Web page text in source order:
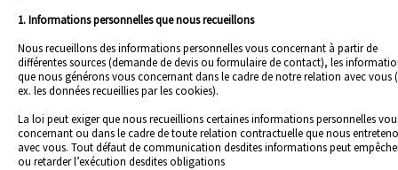
1. Informations personnelles que nous recueillons
Nous recueillons des informations personnelles vous concernant à partir de
différentes sources (demande de devis ou formulaire de contact), les
que nous générons vous concernant dans le cadre de notre relation avec vous
ex. les données recueillies par les cookies).
La loi peut exiger que nous recueillions certaines informations personnelles
concernant ou dans le cadre de toute relation contractuelle que nous
avec vous. Tout défaut de communication desdites informations peut
ou retarder l’exécution desdites obligations